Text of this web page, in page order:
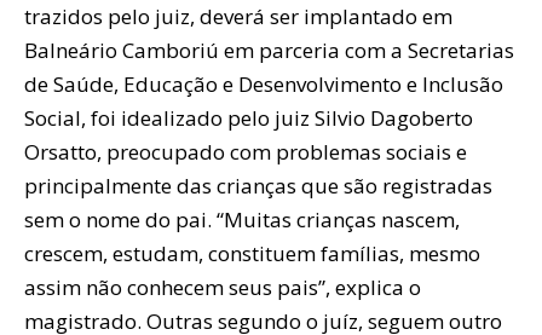
trazidos pelo juiz, deverá ser implantado em
Balneário Camboriú em parceria com a Secretarias
de Saúde, Educação e Desenvolvimento e Inclusão
Social, foi idealizado pelo juiz Silvio Dagoberto
Orsatto, preocupado com problemas sociais e
principalmente das crianças que são registradas
sem o nome do pai. “Muitas crianças nascem,
crescem, estudam, constituem famílias, mesmo
assim não conhecem seus pais”, explica o
magistrado. Outras segundo o juíz, seguem outro